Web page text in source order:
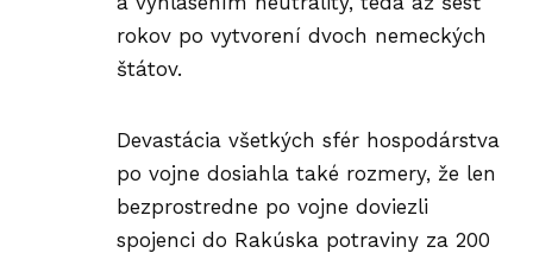
rokov po vytvorení dvoch nemeckých
štátov.
Devastácia všetkých sfér hospodárstva
po vojne dosiahla také rozmery, že len
bezprostredne po vojne doviezli
spojenci do Rakúska potraviny za 200